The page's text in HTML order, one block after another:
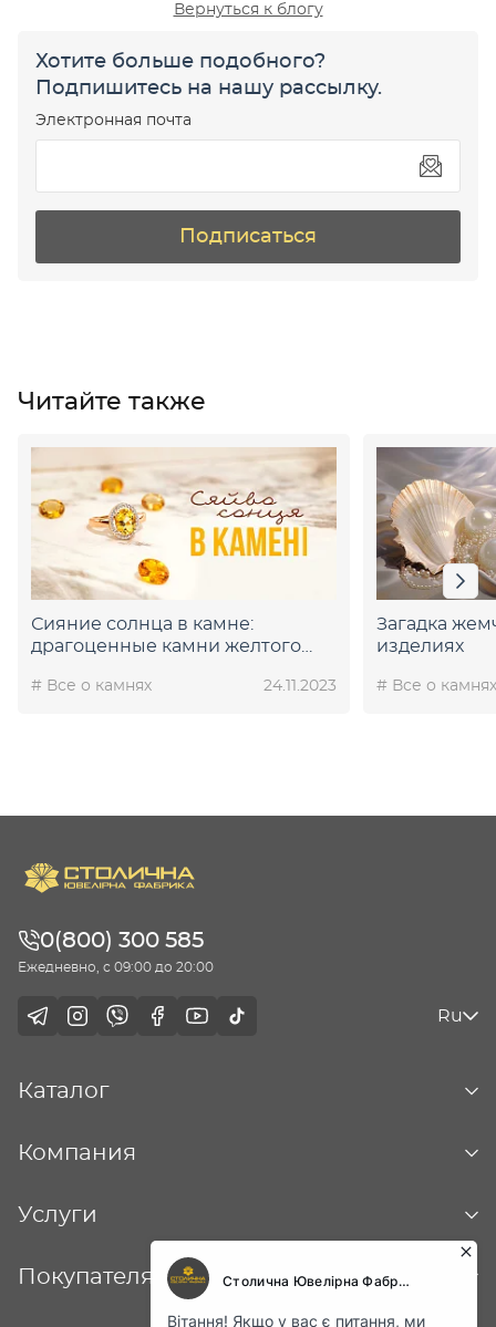
Вернуться к блогу
Хотите больше подобного?
Подпишитесь на нашу рассылку.
Электронная почта
Подписаться
Читайте также
Сияние солнца в камне:
драгоценные камни желтого
# Все о камнях 24.11.2023
Загадка
изделиях
# Все о камнях
0(800) 300 585
Ежедневно, с 09:00 до 20:00
Ru
Каталог
Компания
Услуги
Покупателям